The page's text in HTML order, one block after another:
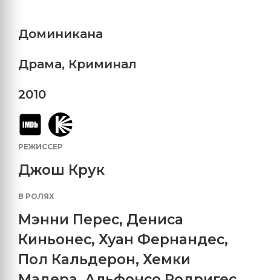
Доминикана
Драма, Криминал
2010
РЕЖИССЕР
Джош Крук
В РОЛЯХ
Мэнни Перес, Дениса
Киньонес, Хуан Фернандес,
Пол Кальдерон, Хемки